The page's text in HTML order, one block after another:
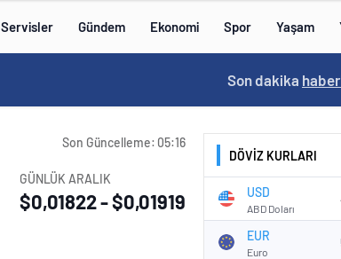
Servisler Gündem Ekonomi Spor Yaşam
16:09 /
Son dakika
Son Güncelleme: 05:16
GÜNLÜK ARALIK
$0,01822 - $0,01919
DÖVİZ KURLARI
USD
ABD Doları
EUR
Euro